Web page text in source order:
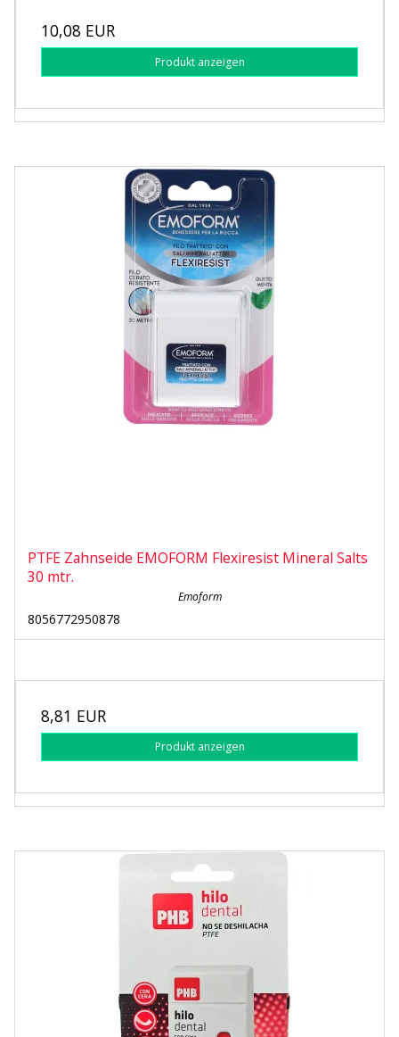
10,08 EUR
Produkt anzeigen
PTFE Zahnseide EMOFORM Flexiresist Mineral Salts
30 mtr.
Emoform
8056772950878
8,81 EUR
Produkt anzeigen